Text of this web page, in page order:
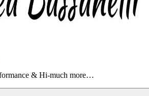
& Hi-much more…